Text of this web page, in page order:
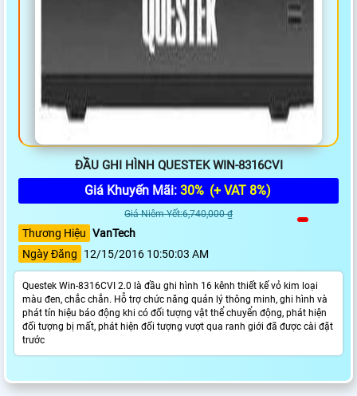
ĐẦU GHI HÌNH QUESTEK WIN-8316CVI
Giá Khuyến Mãi: 30% (+ VAT 8%)
Giá Niêm Yết:6,740,000 ₫
Thương Hiệu VanTech
Ngày Đăng
12/15/2016 10:50:03 AM
Questek Win-8316CVI 2.0 là đầu ghi hình 16 kênh thiết kế vỏ kim loại
màu đen, chắc chắn. Hỗ trợ chức năng quản lý thông minh, ghi hình và
phát tín hiệu báo động khi có đối tượng vật thể chuyển động, phát hiện
đối tượng bị mất, phát hiện đối tượng vượt qua ranh giới đã được cài đặt
trước